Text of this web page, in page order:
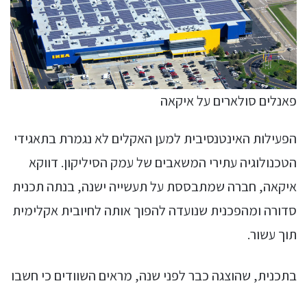
פאנלים סולארים על איקאה
הפעילות האינטנסיבית למען האקלים לא נגמרת בתאגידי
הטכנולוגיה עתירי המשאבים של עמק הסיליקון. דווקא
איקאה, חברה שמתבססת על תעשייה ישנה, בנתה תכנית
סדורה ומהפכנית שנועדה להפוך אותה לחיובית אקלימית
תוך עשור.
בתכנית, שהוצגה כבר לפני שנה, מראים השוודים כי חשבו